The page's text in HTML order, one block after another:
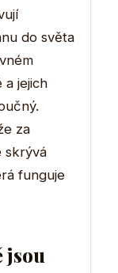
do světa
a jejich
za
skrývá
funguje
jsou